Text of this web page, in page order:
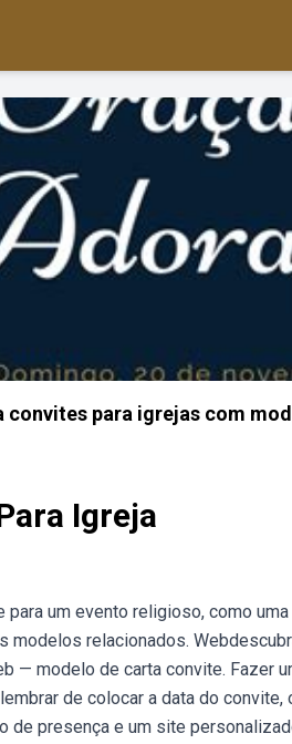
convites para igrejas com
Igreja
um evento religioso, como
modelos relacionados.
— modelo de carta convite. Fazer
de colocar a data do
de presença e um site